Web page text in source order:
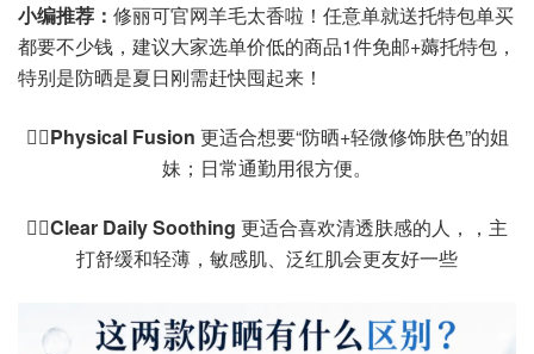
小编推荐： 修丽可官网羊毛太香啦！任意单就送托特包单买
都要不少钱，建议大家选单价低的商品1件免邮+薅托特包，
特别是防晒是夏日刚需赶快囤起来！
👉🏻Physical Fusion 更适合想要“防晒+轻微修饰肤色”的姐
妹；日常通勤用很方便。
👉🏻Clear Daily Soothing 更适合喜欢清透肤感的人，，主
打舒缓和轻薄，敏感肌、泛红肌会更友好一些